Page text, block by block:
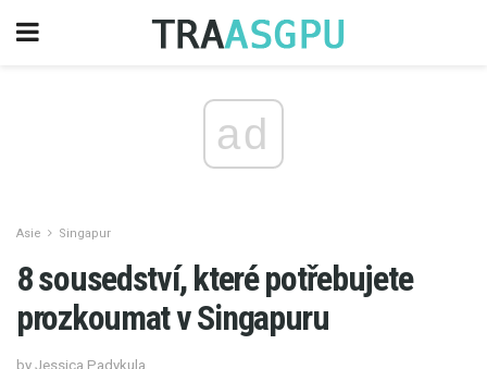
ad
Asie Singapur
8 sousedství, které potřebujete
prozkoumat v Singapuru
by Jessica Padykula